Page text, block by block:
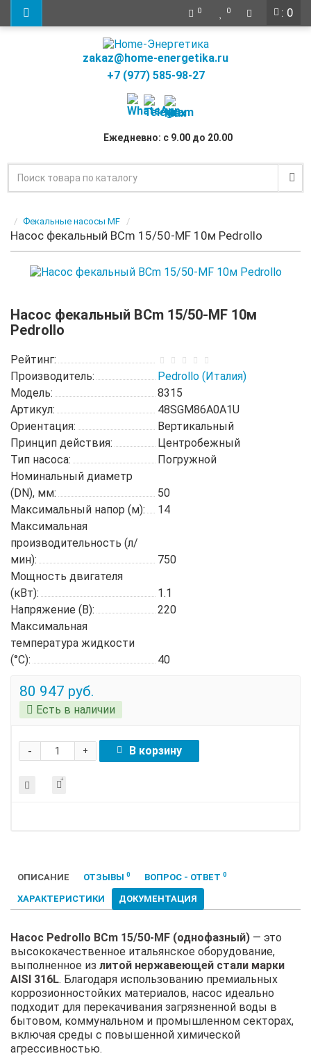
: 0
0 0
zakaz@home-energetika.ru
+7 (977) 585-98-27
Ежедневно: с 9.00 до 20.00
Фекальные насосы MF
Насос фекальный BCm 15/50-MF 10м Pedrollo
Насос фекальный BCm 15/50-MF 10м
Pedrollo
Рейтинг:
Производитель:
Pedrollo (Италия)
Модель:
8315
Артикул:
48SGM86A0A1U
Ориентация:
Вертикальный
Принцип действия:
Центробежный
Тип насоса:
Погружной
Номинальный диаметр
(DN), мм:
50
Максимальный напор (м):
14
Максимальная
производительность (л/
мин):
750
Мощность двигателя
(кВт):
1.1
Напряжение (В):
220
Максимальная
температура жидкости
(°C):
40
80 947 руб.
Есть в наличии
+
- В корзину
ОПИСАНИЕ ОТЗЫВЫ 0 ВОПРОС - ОТВЕТ 0
ХАРАКТЕРИСТИКИ ДОКУМЕНТАЦИЯ
Насос Pedrollo BCm 15/50-MF (однофазный) — это
высококачественное итальянское оборудование,
выполненное из литой нержавеющей стали марки
AISI 316L. Благодаря использованию премиальных
коррозионностойких материалов, насос идеально
подходит для перекачивания загрязненной воды в
бытовом, коммунальном и промышленном секторах,
включая среды с повышенной химической
агрессивностью.